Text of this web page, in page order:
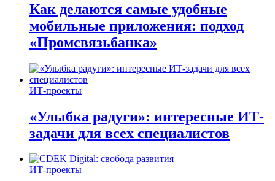
Как делаются самые удобные
мобильные приложения: подход
«Промсвязьбанка»
ИТ-проекты
«Улыбка радуги»: интересные ИТ-
задачи для всех специалистов
ИТ-проекты